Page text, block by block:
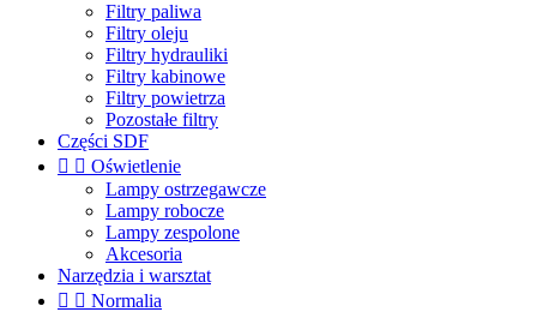
Filtry paliwa
Filtry oleju
Filtry hydrauliki
Filtry kabinowe
Filtry powietrza
Pozostałe filtry
Części SDF
  Oświetlenie
Lampy ostrzegawcze
Lampy robocze
Lampy zespolone
Akcesoria
Narzędzia i warsztat
  Normalia